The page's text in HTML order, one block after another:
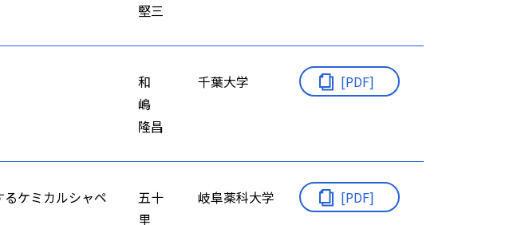
堅三
和
嶋
隆昌
千葉大学 [PDF]
ケミカルシャペ
五十
里
岐阜薬科大学 [PDF]